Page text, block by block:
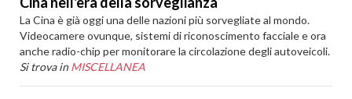
La Cina è già oggi una delle nazioni più sorvegliate al mondo.
Videocamere ovunque, sistemi di riconoscimento facciale e ora
anche radio-chip per monitorare la circolazione degli autoveicoli.
Si trova in MISCELLANEA